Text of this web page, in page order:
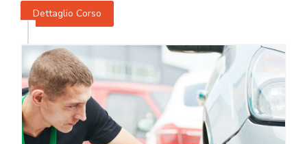
Dettaglio Corso